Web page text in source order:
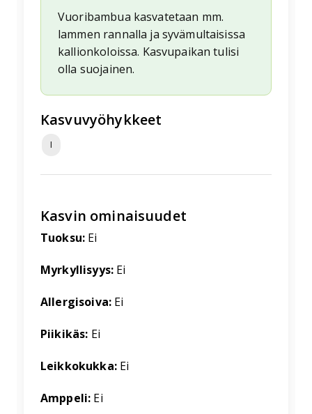
Vuoribambua kasvatetaan mm.
lammen rannalla ja syvämultaisissa
kallionkoloissa. Kasvupaikan tulisi
olla suojainen.
Kasvuvyöhykkeet
I
Kasvin ominaisuudet
Tuoksu: Ei
Myrkyllisyys: Ei
Allergisoiva: Ei
Piikikäs: Ei
Leikkokukka: Ei
Amppeli: Ei